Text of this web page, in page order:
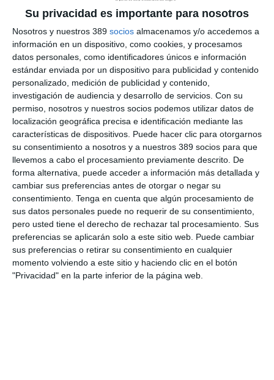
Su privacidad es importante para nosotros
Nosotros y nuestros 389 socios almacenamos y/o accedemos a
información en un dispositivo, como cookies, y procesamos
datos personales, como identificadores únicos e información
estándar enviada por un dispositivo para publicidad y contenido
personalizado, medición de publicidad y contenido,
investigación de audiencia y desarrollo de servicios. Con su
permiso, nosotros y nuestros socios podemos utilizar datos de
localización geográfica precisa e identificación mediante las
características de dispositivos. Puede hacer clic para otorgarnos
su consentimiento a nosotros y a nuestros 389 socios para que
llevemos a cabo el procesamiento previamente descrito. De
forma alternativa, puede acceder a información más detallada y
cambiar sus preferencias antes de otorgar o negar su
consentimiento. Tenga en cuenta que algún procesamiento de
sus datos personales puede no requerir de su consentimiento,
pero usted tiene el derecho de rechazar tal procesamiento. Sus
preferencias se aplicarán solo a este sitio web. Puede cambiar
sus preferencias o retirar su consentimiento en cualquier
momento volviendo a este sitio y haciendo clic en el botón
"Privacidad" en la parte inferior de la página web.
entre otras cuestiones.
En relación a la pandemia, indicó que el supervisor ha
realizado una tarea de monitorización de las entidades y
grupos con mayor cuota de mercado, valoró también los
planes de contingenciay el impacto en los ramos más
afectados tanto por la crisis sanitaria como por la caída de la
actividad.
LO ÚLTIMO
La verdad sobre la IA en el seguro: qué funciona ya y qué sigue
siendo una promesa
Munich Re alcanza un beneficio de casi 4.000 millones y
mantiene sus previsiones para 2026
Allianz gana un 15,5% más en el semestre y confirma sus
Generali dispara un 51,4% el beneficio operativo del negocio de
No Vida en España en el semestre
AXA XL adquiere S-RM, consultora especializada en inteligencia